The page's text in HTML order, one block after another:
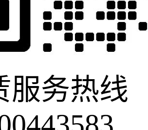
服务热线